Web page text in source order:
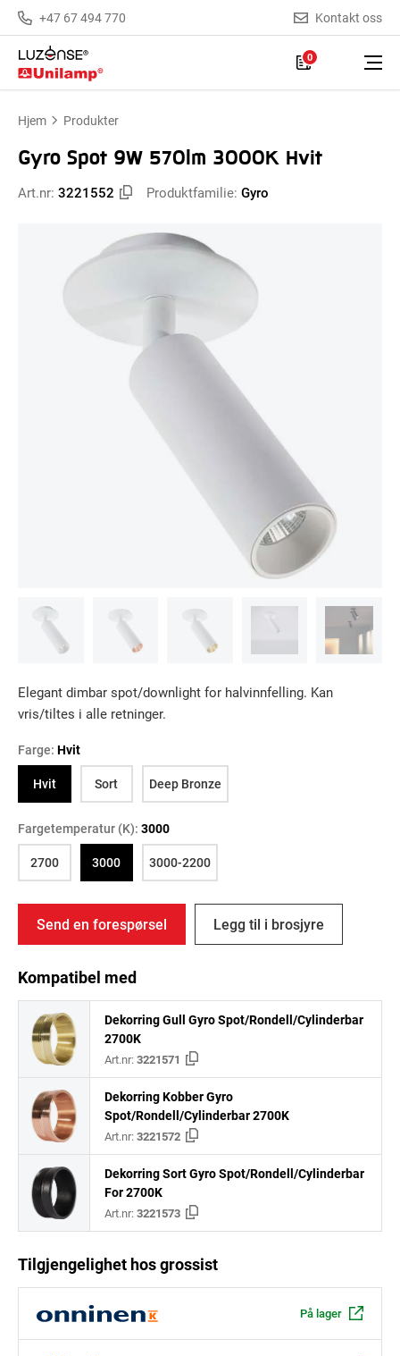
+47 67 494 770 Kontakt oss
0
Hjem Produkter
Gyro Spot 9W 570lm 3000K Hvit
Art.nr: 3221552 Produktfamilie: Gyro
Elegant dimbar spot/downlight for halvinnfelling. Kan
vris/tiltes i alle retninger.
Farge: Hvit
Hvit
Sort Deep Bronze
Fargetemperatur (K): 3000
2700
3000 3000-2200
Send en forespørsel Legg til i brosjyre
Kompatibel med
Dekorring Gull Gyro Spot/Rondell/Cylinderbar
2700K
Art.nr:3221571
Dekorring Kobber Gyro
Spot/Rondell/Cylinderbar 2700K
Art.nr:3221572
Dekorring Sort Gyro Spot/Rondell/Cylinderbar
For 2700K
Art.nr:3221573
Tilgjengelighet hos grossist
På lager